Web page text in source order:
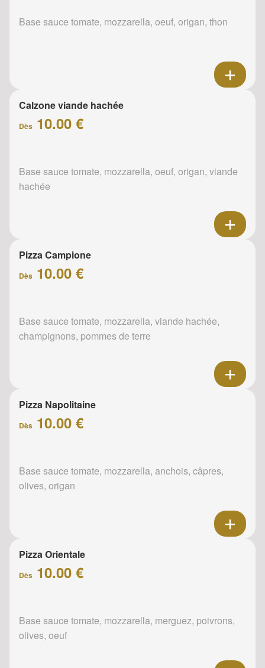
Base sauce tomate, mozzarella, oeuf, origan, thon
Calzone viande hachée
Dès 10.00 €
Base sauce tomate, mozzarella, oeuf, origan, viande
hachée
Pizza Campione
Dès 10.00 €
Base sauce tomate, mozzarella, viande hachée,
champignons, pommes de terre
Pizza Napolitaine
Dès 10.00 €
Base sauce tomate, mozzarella, anchois, câpres,
olives, origan
Pizza Orientale
Dès 10.00 €
Base sauce tomate, mozzarella, merguez, poivrons,
olives, oeuf